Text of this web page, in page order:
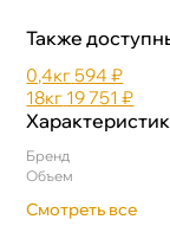
Также
0,4к594 ₽
18к 19 751 ₽
Бренд
Объем
Смотреть все